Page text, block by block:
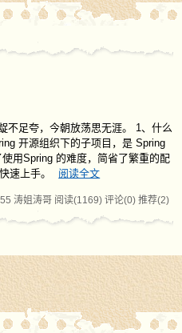
不足夸，今朝放荡思无涯。 1、什么
开源组织下的子项目，是 Spring
用Spring 的难度，简省了繁重的配
速上手。
阅读全文
涛姐涛哥 阅读(1169) 评论(0) 推荐(2)